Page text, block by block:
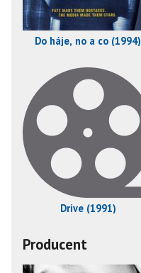
Do háje, no a co (1994)
Drive (1991)
Producent